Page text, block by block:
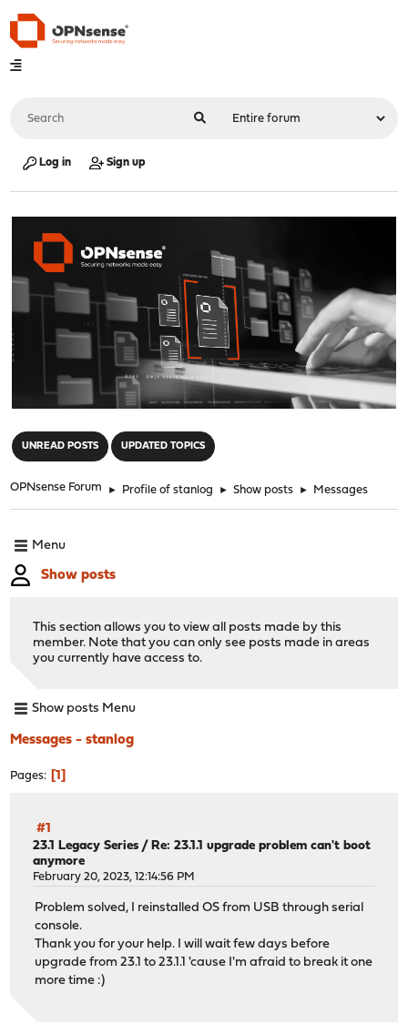
Log in Sign up
UNREAD POSTS UPDATED TOPICS
OPNsense Forum ► Profile of stanlog ► Show posts ► Messages
Menu
Show posts
This section allows you to view all posts made by this
member. Note that you can only see posts made in areas
you currently have access to.
Show posts Menu
Messages - stanlog
Pages 1
#1
23.1 Legacy Series / Re: 23.1.1 upgrade problem can't boot
anymore
February 20, 2023, 12:14:56 PM
Problem solved, I reinstalled OS from USB through serial
console.
Thank you for your help. I will wait few days before
upgrade from 23.1 to 23.1.1 'cause I'm afraid to break it one
more time :)